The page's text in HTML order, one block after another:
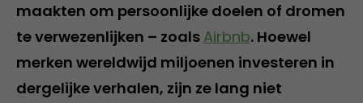
maakten om persoonlijke doelen of dromen
te verwezenlijken – zoals Airbnb. Hoewel
merken wereldwijd miljoenen investeren in
dergelijke verhalen, zijn ze lang niet